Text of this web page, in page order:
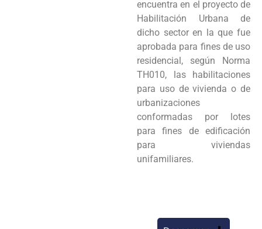
encuentra en el proyecto de
Habilitación Urbana de
dicho sector en la que fue
aprobada para fines de uso
residencial, según Norma
TH010, las habilitaciones
para uso de vivienda o de
urbanizaciones
conformadas por lotes
para fines de edificación
para viviendas
unifamiliares.